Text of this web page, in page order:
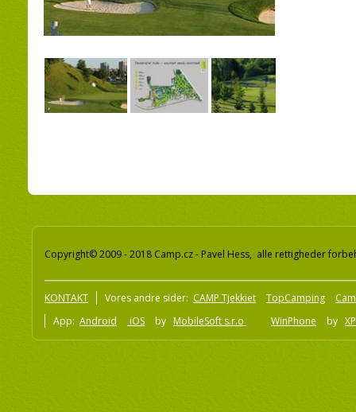
Copyright© 2009 - 2018 Camp.cz - Pavel Hess, alle rettigheder
KONTAKT Vores andre sider: CAMP Tjekkiet TopCamping
App: Android iOS by MobileSoft s.r.o WinPhone by